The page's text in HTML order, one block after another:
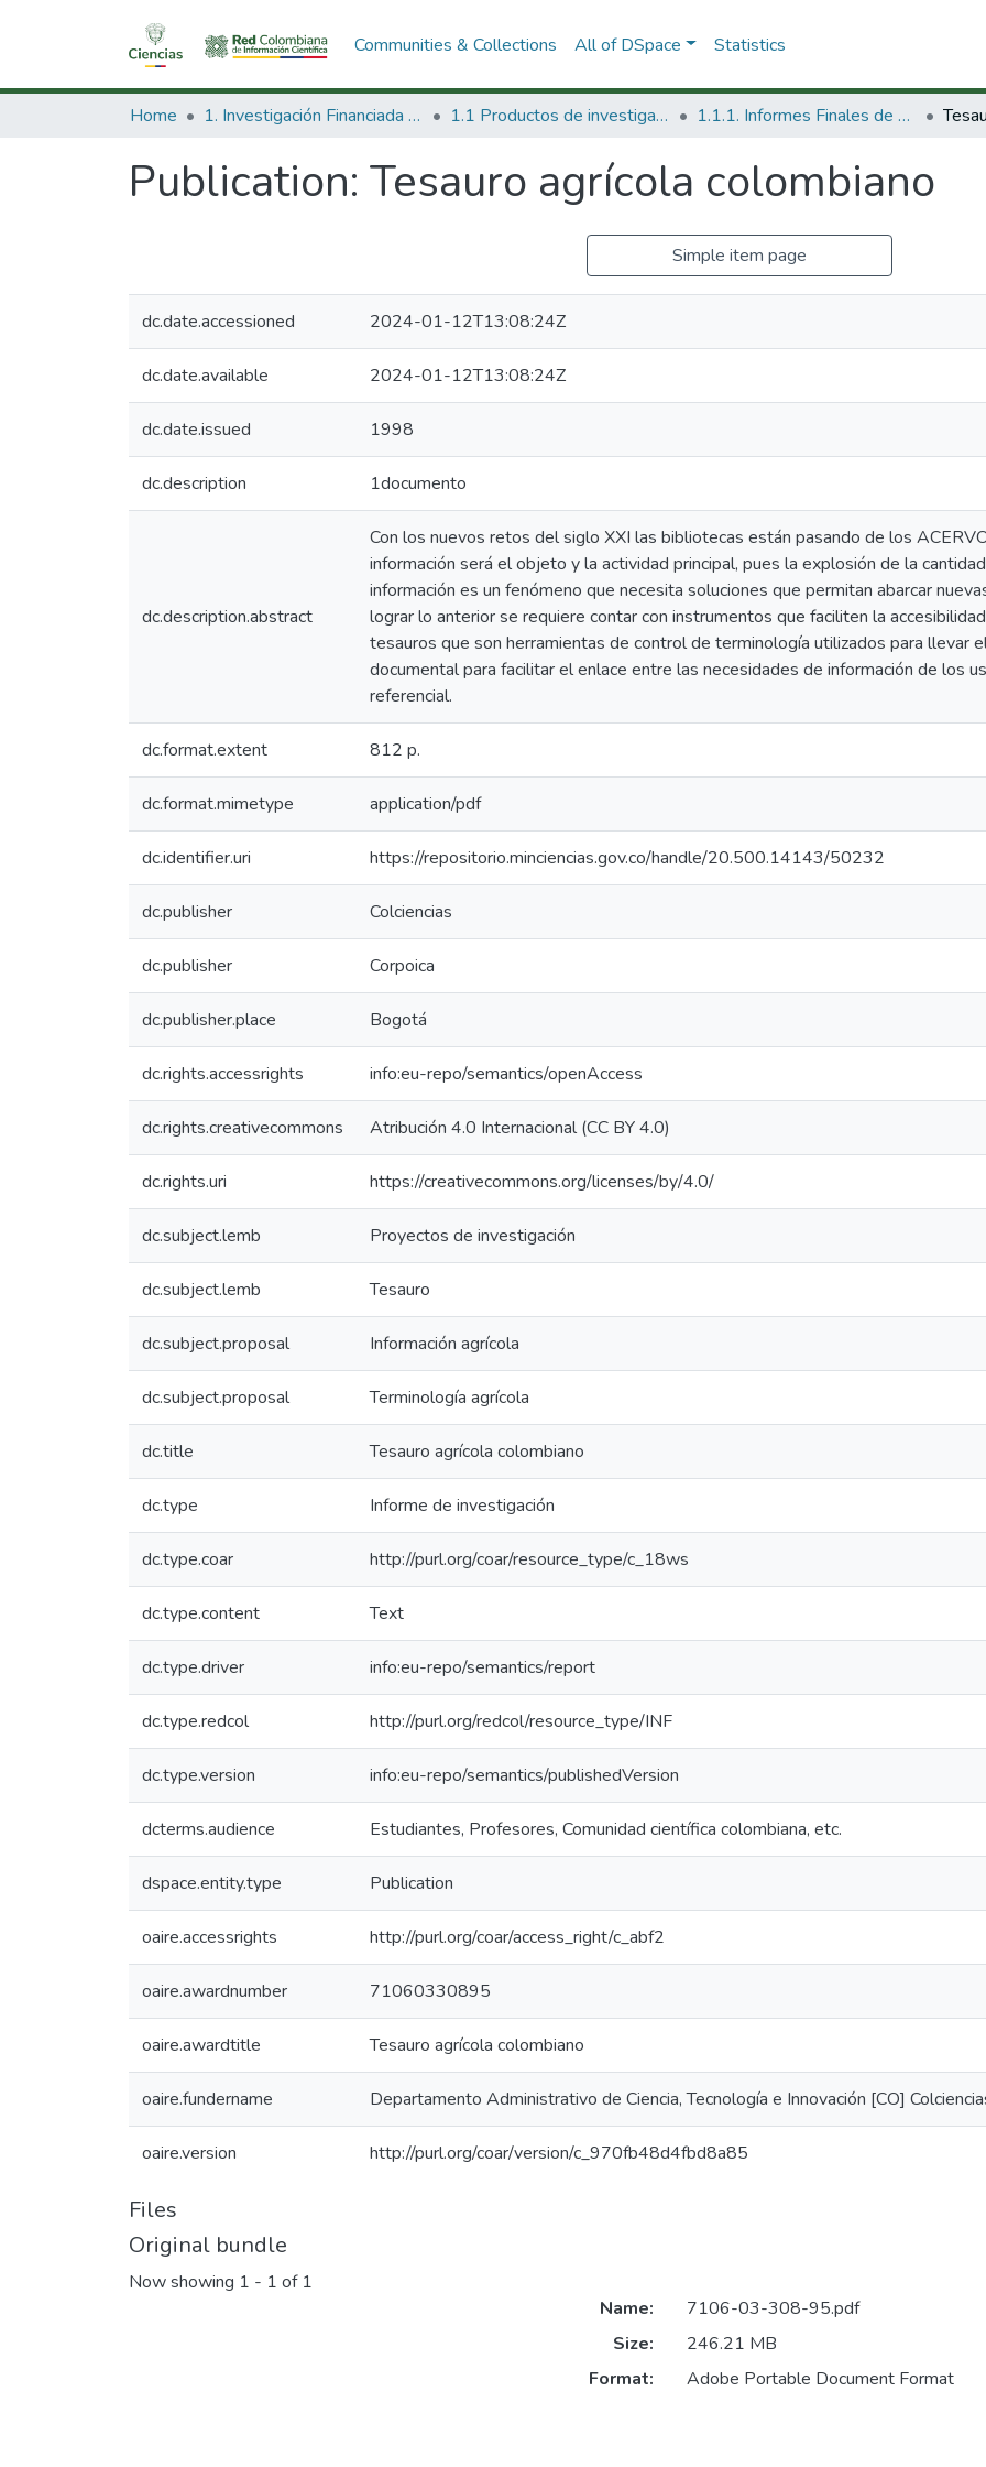
Communities & Collections All of DSpace Statistics
Home 1. Investigación Financiada con Recursos Públicos 1.1 Productos de investigación 1.1.1. Informes Finales de Proyectos de Investigación
Publication: Tesauro agrícola colombiano
Simple item page
dc.date.accessioned 2024-01-12T13:08:24Z
dc.date.available 2024-01-12T13:08:24Z
dc.date.issued 1998
dc.description 1documento
dc.description.abstract
Con los nuevos retos del siglo XXI las bibliotecas están pasando de los
información será el objeto y la actividad principal, pues la explosión de la
información es un fenómeno que necesita soluciones que permitan abarcar
lograr lo anterior se requiere contar con instrumentos que faciliten la
tesauros que son herramientas de control de terminología utilizados para llevar
documental para facilitar el enlace entre las necesidades de información de los
referencial.
dc.format.extent 812 p.
dc.format.mimetype application/pdf
dc.identifier.uri https://repositorio.minciencias.gov.co/handle/20.500.14143/50232
dc.publisher Colciencias
dc.publisher Corpoica
dc.publisher.place Bogotá
dc.rights.accessrights info:eu-repo/semantics/openAccess
dc.rights.creativecommons Atribución 4.0 Internacional (CC BY 4.0)
dc.rights.uri https://creativecommons.org/licenses/by/4.0/
dc.subject.lemb Proyectos de investigación
dc.subject.lemb Tesauro
dc.subject.proposal Información agrícola
dc.subject.proposal Terminología agrícola
dc.title Tesauro agrícola colombiano
dc.type Informe de investigación
dc.type.coar http://purl.org/coar/resource_type/c_18ws
dc.type.content Text
dc.type.driver info:eu-repo/semantics/report
dc.type.redcol http://purl.org/redcol/resource_type/INF
dc.type.version info:eu-repo/semantics/publishedVersion
dcterms.audience Estudiantes, Profesores, Comunidad científica colombiana, etc.
dspace.entity.type Publication
oaire.accessrights http://purl.org/coar/access_right/c_abf2
oaire.awardnumber 71060330895
oaire.awardtitle Tesauro agrícola colombiano
oaire.fundername Departamento Administrativo de Ciencia, Tecnología e Innovación [CO]
oaire.version http://purl.org/coar/version/c_970fb48d4fbd8a85
Files
Original bundle
Now showing 1 - 1 of 1
Name:
7106-03-308-95.pdf
Size:
246.21 MB
Format:
Adobe Portable Document Format